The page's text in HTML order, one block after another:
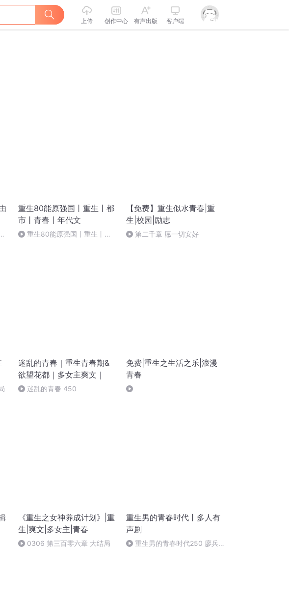
上传 创作中心 有声出版 客户端
重生80能原强国丨重生丨都
市丨青春丨年代文
重生80能原强国丨重生丨都
【免费】重生似水青春|重
生|校园|励志
第二千章 愿一切安好
迷乱的青春｜重生青春期&
欲望花都｜多女主爽文｜
迷乱的青春 450
免费|重生之生活之乐|浪漫
青春
《重生之女神养成计划》|重
生|爽文|多女主|青春
0306 第三百零六章 大结局
重生男的青春时代丨多人有
声剧
重生男的青春时代250 廖兵